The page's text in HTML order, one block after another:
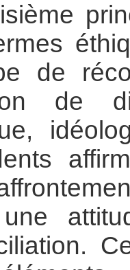
de
de